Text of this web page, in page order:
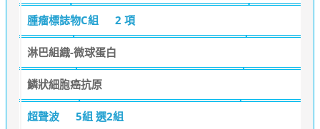
腫瘤標誌物C組 2 項
淋巴組織-微球蛋白
鱗狀細胞癌抗原
超聲波 5組 選2組